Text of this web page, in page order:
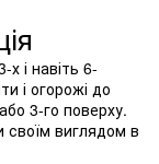
х і навіть 6-
і огорожі до
3-го поверху.
своїм виглядом в